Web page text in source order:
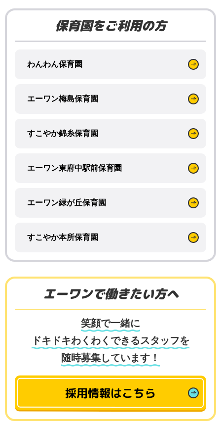
保育園をご利用の方
わんわん保育園
エーワン梅島保育園
すこやか錦糸保育園
エーワン東府中駅前保育園
エーワン緑が丘保育園
すこやか本所保育園
エーワンで働きたい方へ
笑顔で一緒に
ドキドキわくわくできるスタッフを
随時募集しています！
採用情報はこちら